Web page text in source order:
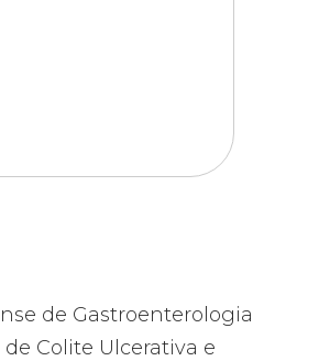
de Gastroenterologia
Colite Ulcerativa e